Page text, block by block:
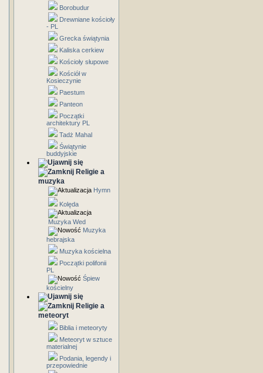
Borobudur
Drewniane kościoły
- PL
Grecka świątynia
Kaliska cerkiew
Kościoły słupowe
Kościół w
Kosieczynie
Paestum
Panteon
Początki
architektury PL
Tadż Mahal
Świątynie
buddyjskie
Religie a
muzyka
Hymn
Kolęda
Muzyka Wed
Muzyka
hebrajska
Muzyka kościelna
Początki polifonii
PL
Śpiew
kościelny
Religie a
meteoryt
Biblia i meteoryty
Meteoryt w sztuce
materialnej
Podania, legendy i
przepowiednie